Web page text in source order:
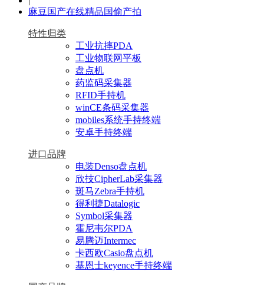
麻豆国产在线精品国偷产拍
特性归类
工业抗摔PDA
工业物联网平板
盘点机
药监码采集器
RFID手持机
winCE条码采集器
mobiles系统手持终端
安卓手持终端
进口品牌
电装Denso盘点机
欣技CipherLab采集器
斑马Zebra手持机
得利捷Datalogic
Symbol采集器
霍尼韦尔PDA
易腾迈Intermec
卡西欧Casio盘点机
基恩士keyence手持终端